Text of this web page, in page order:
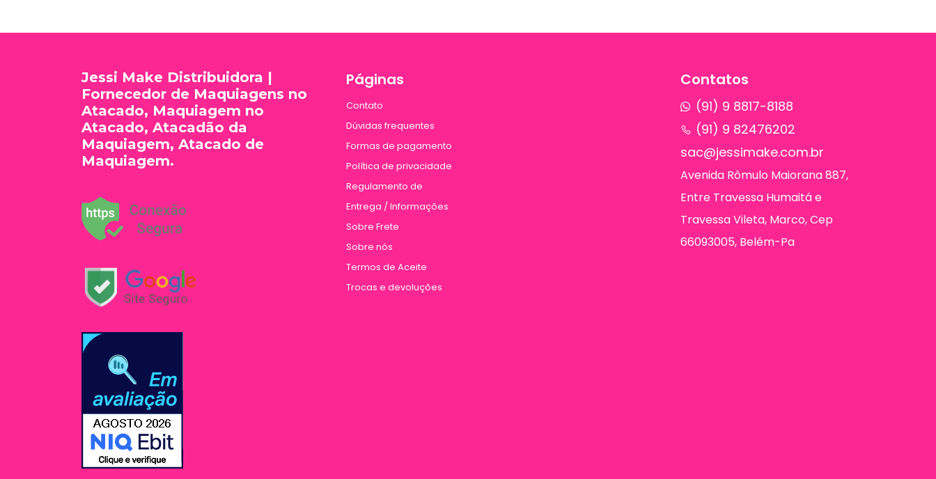
Contatos
(91) 9 8817-8188
(91) 9 82476202
sac@jessimake.com.br
Avenida Rômulo Maiorana 887,
Entre Travessa Humaitá e
Travessa Vileta, Marco, Cep
66093005, Belém-Pa
Páginas
Contato
Dúvidas frequentes
Formas de pagamento
Política de privacidade
Regulamento de
Entrega / Informações
Sobre Frete
Sobre nós
Termos de Aceite
Trocas e devoluções
Jessi Make Distribuidora |
Fornecedor de Maquiagens no
Atacado, Maquiagem no
Atacado, Atacadão da
Maquiagem, Atacado de
Maquiagem.